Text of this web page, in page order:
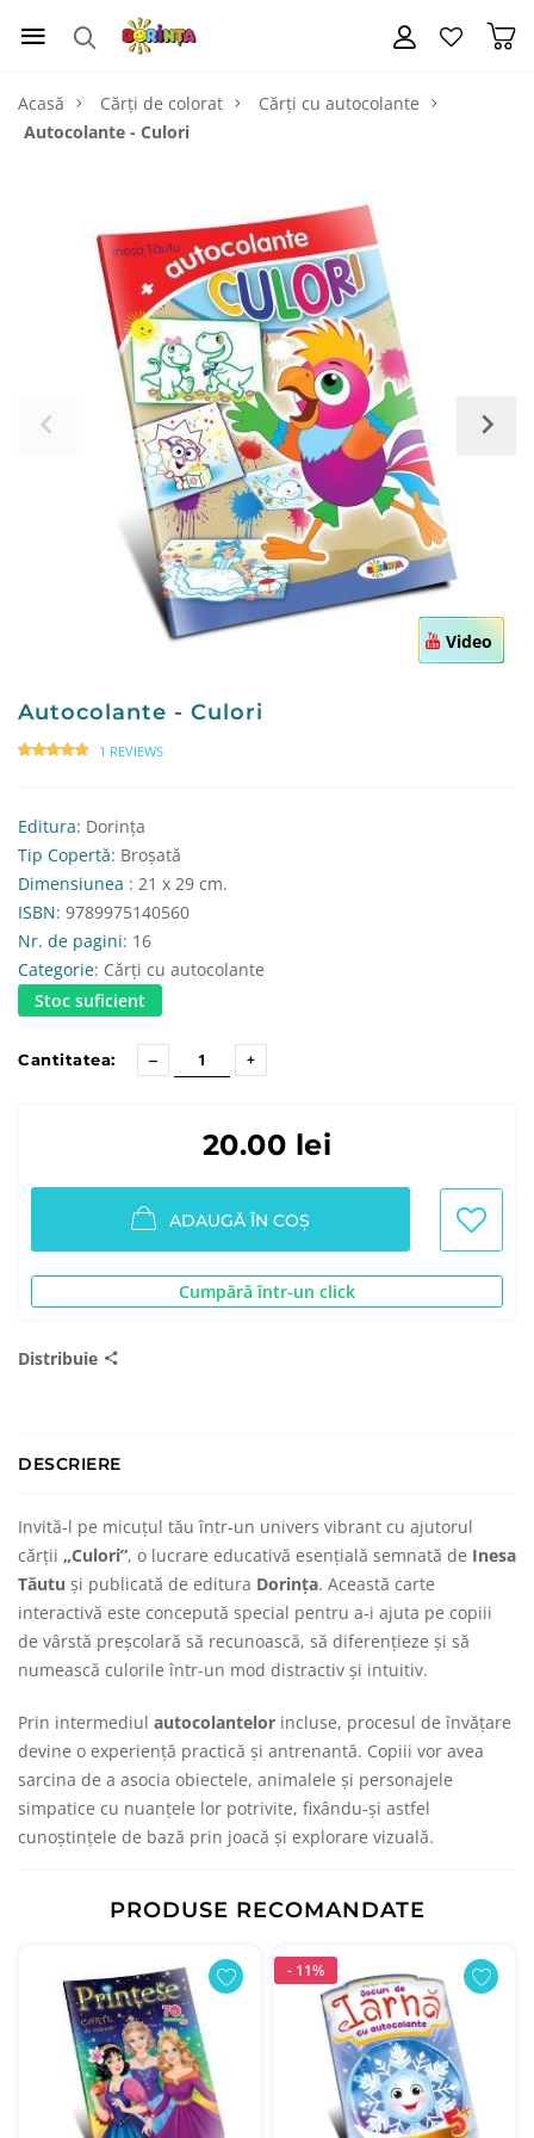
Acasă Cărți de colorat
Cărți cu autocolante
Autocolante - Culori
Video
Autocolante - Culori
1 REVIEWS
Editura: Dorința
Tip Copertă: Broșată
Dimensiunea : 21 x 29 cm.
ISBN: 9789975140560
Nr. de pagini: 16
Categorie: Cărți cu autocolante
Stoc suficient
Cantitatea:
20.00 lei
ADAUGĂ ÎN COȘ
Cumpără într-un click
Distribuie
DESCRIERE
Invită-l pe micuțul tău într-un univers vibrant cu ajutorul
cărții „Culori”, o lucrare educativă esențială semnată de Inesa
Tăutu și publicată de editura Dorința. Această carte
interactivă este concepută special pentru a-i ajuta pe copiii
de vârstă preșcolară să recunoască, să diferențieze și să
numească culorile într-un mod distractiv și intuitiv.
Prin intermediul autocolantelor incluse, procesul de învățare
devine o experiență practică și antrenantă. Copiii vor avea
sarcina de a asocia obiectele, animalele și personajele
simpatice cu nuanțele lor potrivite, fixându-și astfel
cunoștințele de bază prin joacă și explorare vizuală.
PRODUSE RECOMANDATE
- 11%